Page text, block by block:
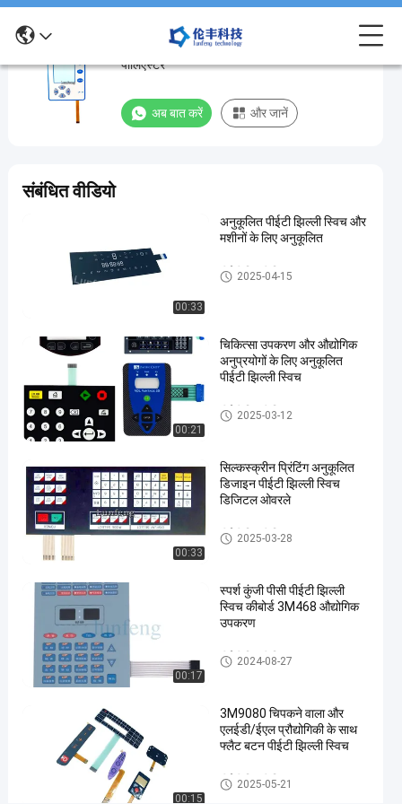
लचीला
सर्किट
डोम
झिल्ली
पॉलिएस्टर
स्विच
08-27
विचार
साझा करना
#
पैनटोन
पीईटी
स्विच
#
3 एम
467
गुंबद
झिल्ली
स्विच
लचीला सर्किट और कनेक्टर धातु डोम झिल्ली स्विच पीईटी
पॉलिएस्टर
अब बात करें और जानें
संबंधित वीडियो
00:33
अनुकूलित पीईटी झिल्ली स्विच और
मशीनों के लिए अनुकूलित
पीईटी झिल्ली स्विच
2025-04-15
00:21
चिकित्सा उपकरण और औद्योगिक
अनुप्रयोगों के लिए अनुकूलित
पीईटी झिल्ली स्विच
पीईटी झिल्ली स्विच
2025-03-12
00:33
सिल्कस्क्रीन प्रिंटिंग अनुकूलित
डिजाइन पीईटी झिल्ली स्विच
डिजिटल ओवरले
पीईटी झिल्ली स्विच
2025-03-28
00:17
स्पर्श कुंजी पीसी पीईटी झिल्ली
स्विच कीबोर्ड 3M468 औद्योगिक
उपकरण
पीईटी झिल्ली स्विच
2024-08-27
00:15
3M9080 चिपकने वाला और
एलईडी/ईएल प्रौद्योगिकी के साथ
फ्लैट बटन पीईटी झिल्ली स्विच
पीईटी झिल्ली स्विच
2025-05-21